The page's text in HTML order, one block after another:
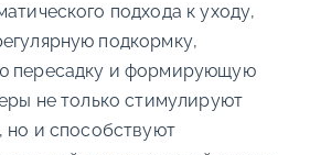
подхода к уходу,
подкормку,
пересадку и формирующую
не только стимулируют
но и способствуют